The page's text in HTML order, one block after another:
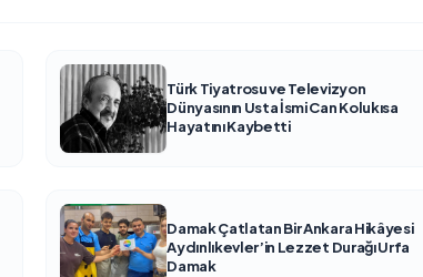
Türk Tiyatrosu ve Televizyon
Dünyasının Usta İsmi Can Kolukısa
Hayatını Kaybetti
Damak Çatlatan Bir Ankara Hikâyesi
Aydınlıkevler’in Lezzet Durağı Urfa
Damak